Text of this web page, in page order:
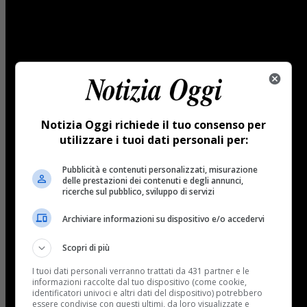
Notizia Oggi richiede il tuo consenso per
utilizzare i tuoi dati personali per:
Pubblicità e contenuti personalizzati, misurazione
delle prestazioni dei contenuti e degli annunci,
ricerche sul pubblico, sviluppo di servizi
Archiviare informazioni su dispositivo e/o accedervi
Scopri di più
I tuoi dati personali verranno trattati da 431 partner e le
informazioni raccolte dal tuo dispositivo (come cookie,
identificatori univoci e altri dati del dispositivo) potrebbero
essere condivise con questi ultimi, da loro visualizzate e